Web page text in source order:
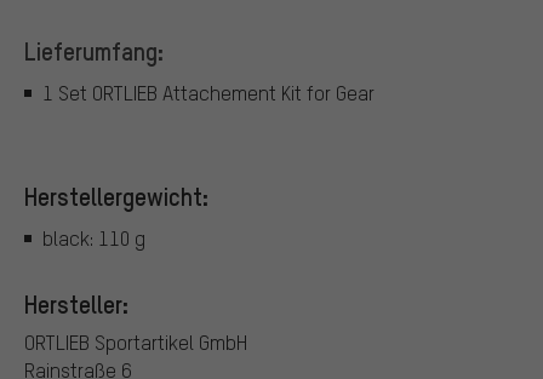
Lieferumfang:
1 Set ORTLIEB Attachement Kit for Gear
Herstellergewicht:
black: 110 g
Hersteller:
ORTLIEB Sportartikel GmbH
Rainstraße 6